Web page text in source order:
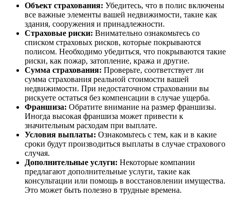
Объект страхования: Убедитесь, что в полис включены
все важные элементы вашей недвижимости, такие как
здания, сооружения и принадлежности.
Страховые риски: Внимательно ознакомьтесь со
списком страховых рисков, которые покрываются
полисом. Необходимо убедиться, что покрываются такие
риски, как пожар, затопление, кража и другие.
Сумма страхования: Проверьте, соответствует ли
сумма страхования реальной стоимости вашей
недвижимости. При недостаточном страховании вы
рискуете остаться без компенсации в случае ущерба.
Франшиза: Обратите внимание на размер франшизы.
Иногда высокая франшиза может привести к
значительным расходам при выплате.
Условия выплаты: Ознакомьтесь с тем, как и в какие
сроки будут производиться выплаты в случае страхового
случая.
Дополнительные услуги: Некоторые компании
предлагают дополнительные услуги, такие как
консультации или помощь в восстановлении имущества.
Это может быть полезно в трудные времена.